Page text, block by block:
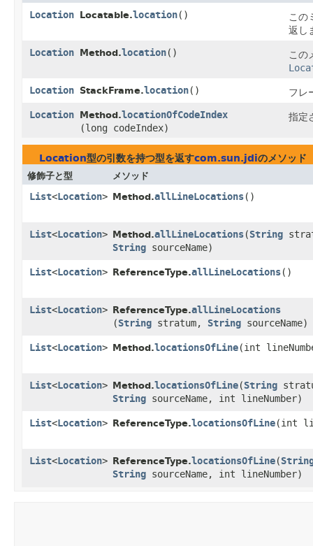
Location Locatable.location()
この
返し
Location Method.location() この
Location StackFrame.location() フレ
Location Method.locationOfCodeIndex
(long codeIndex)
指定
Location型の引数を持つ型を返すcom.sun.jdiのメソッド
修飾子と型 メソッド
List<Location> Method.allLineLocations()
List<Location> Method.allLineLocations​(String
String sourceName)
List<Location> ReferenceType.allLineLocations()
List<Location> ReferenceType.allLineLocations
(String stratum, String sourceName)
List<Location> Method.locationsOfLine​(int
List<Location> Method.locationsOfLine​(String
String sourceName, int lineNumber)
List<Location> ReferenceType.locationsOfLine​(int
List<Location> ReferenceType.locationsOfLine​(
String sourceName, int lineNumber)